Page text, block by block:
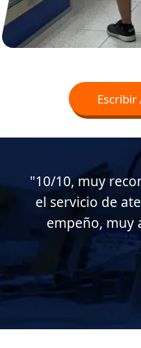
Escribir
"Muy buen
casa de
Soy cliente